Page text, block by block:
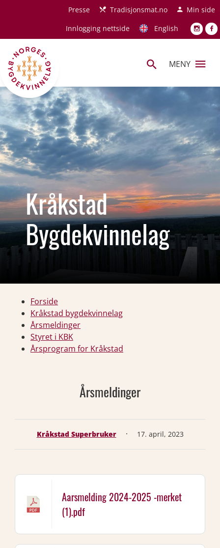
Hopp til hovedinnholdPresse Tradisjonsmat.no
Min side
Innlogging nettside
English
MENY
Kråkstad
Bygdekvinnelag
Forside
Kråkstad bygdekvinnelag
Årsmeldinger
Styret i KBK
Årsprogram for Kråkstad
Årsmeldinger
Kråkstad Superbruker · 17. april, 2023
Aarsmelding 2024-2025 -merket
(1).pdf